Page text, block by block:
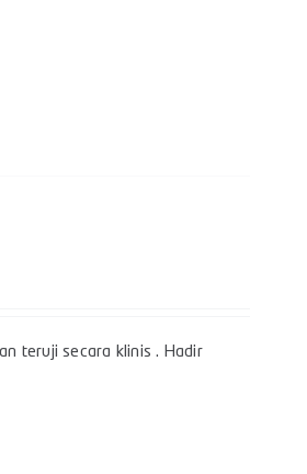
teruji secara klinis . Hadir